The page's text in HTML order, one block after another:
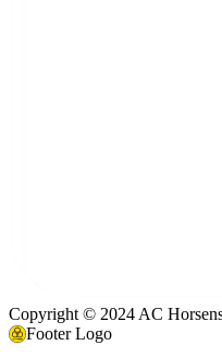
Copyright © 2024 AC
Footer Logo